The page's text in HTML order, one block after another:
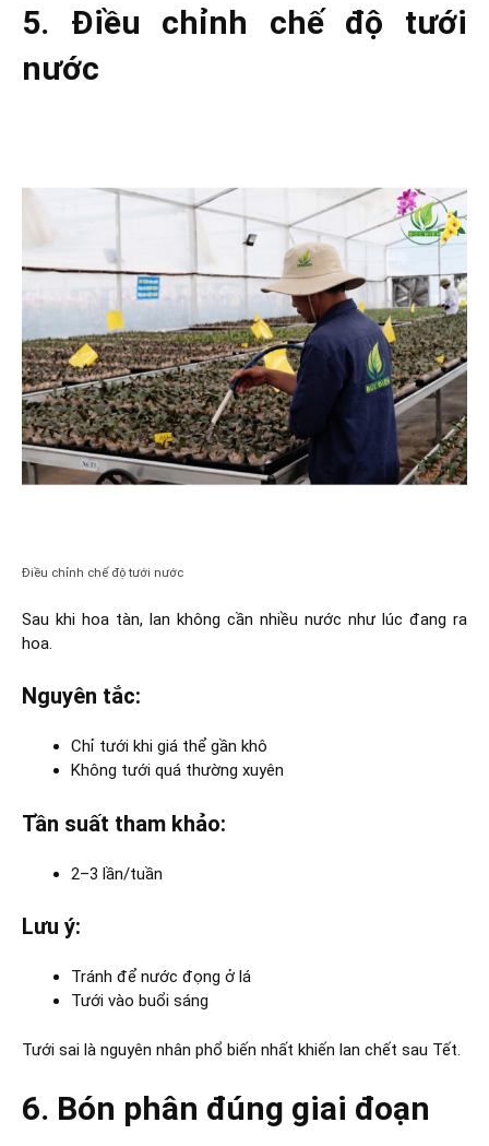
5. Điều chỉnh chế độ tưới
nước
Điều chỉnh chế độ tưới nước
Sau khi hoa tàn, lan không cần nhiều nước như lúc đang ra
hoa.
Nguyên tắc:
Chỉ tưới khi giá thể gần khô
Không tưới quá thường xuyên
Tần suất tham khảo:
2–3 lần/tuần
Lưu ý:
Tránh để nước đọng ở lá
Tưới vào buổi sáng
Tưới sai là nguyên nhân phổ biến nhất khiến lan chết sau Tết.
6. Bón phân đúng giai đoạn